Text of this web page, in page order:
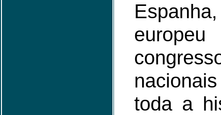
toda a